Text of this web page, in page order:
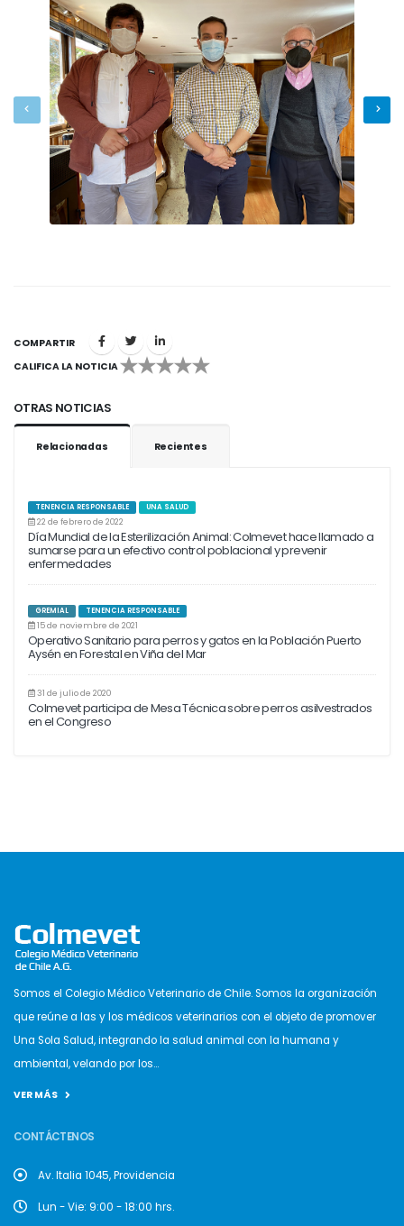
COMPARTIR
CALIFICA LA NOTICIA
1 2 3 4 5
OTRAS NOTICIAS
Relacionadas Recientes
TENENCIA RESPONSABLE UNA SALUD
22 de febrero de 2022
Día Mundial de la Esterilización Animal: Colmevet hace llamado a
sumarse para un efectivo control poblacional y prevenir
enfermedades
GREMIAL TENENCIA RESPONSABLE
15 de noviembre de 2021
Operativo Sanitario para perros y gatos en la Población Puerto
Aysén en Forestal en Viña del Mar
31 de julio de 2020
Colmevet participa de Mesa Técnica sobre perros asilvestrados
en el Congreso
Somos el Colegio Médico Veterinario de Chile. Somos la organización
que reúne a las y los médicos veterinarios con el objeto de promover
Una Sola Salud, integrando la salud animal con la humana y
ambiental, velando por los...
VER MÁS
CONTÁCTENOS
Av. Italia 1045, Providencia
Lun - Vie: 9:00 - 18:00 hrs.